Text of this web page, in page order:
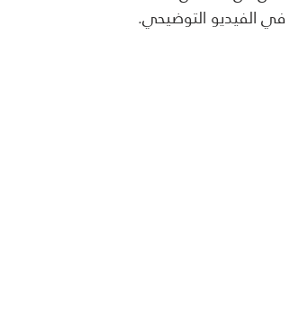
في الفيديو التوضيحي.